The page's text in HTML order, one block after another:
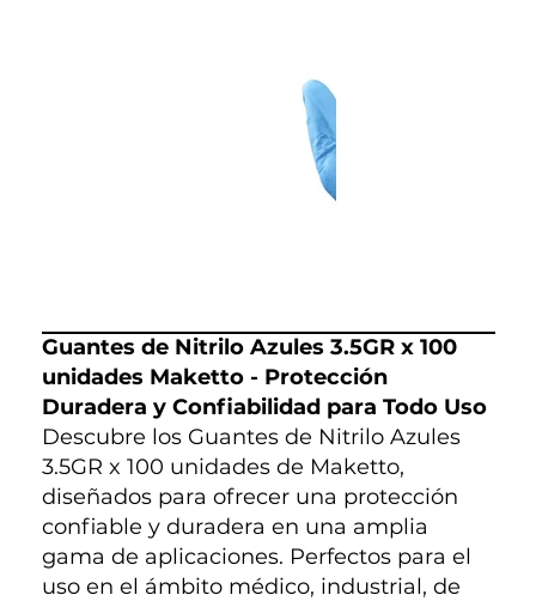
Guantes de Nitrilo Azules 3.5GR x 100
unidades Maketto - Protección
Duradera y Confiabilidad para Todo Uso
Descubre los Guantes de Nitrilo Azules
3.5GR x 100 unidades de Maketto,
diseñados para ofrecer una protección
confiable y duradera en una amplia
gama de aplicaciones. Perfectos para el
uso en el ámbito médico, industrial, de